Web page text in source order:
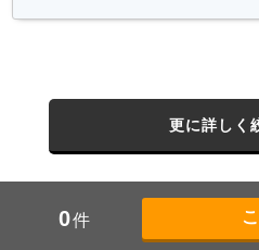
更に詳しく
0件